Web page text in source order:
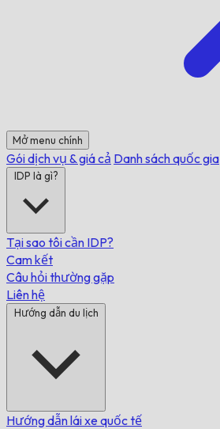
Mở menu chính
Gói dịch vụ & giá cả Danh sách quốc gia
IDP là gì?
Tại sao tôi cần IDP?
Cam kết
Câu hỏi thường gặp
Liên hệ
Hướng dẫn du lịch
Hướng dẫn lái xe quốc tế